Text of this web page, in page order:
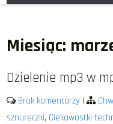
Miesiąc:
Dzielenie mp3 w
Brak komentarzy |
sznureczki, Ciekawostki